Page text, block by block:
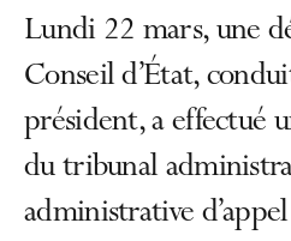
Lundi 22 mars, une
Conseil d’État,
président, a effectué
du tribunal
administrative